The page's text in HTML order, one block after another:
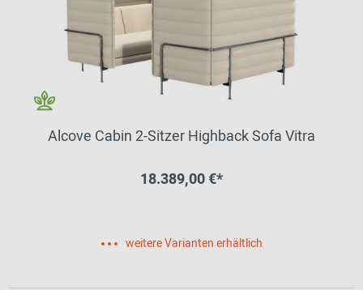
Alcove Cabin 2-Sitzer Highback Sofa Vitra
18.389,00 €*
weitere Varianten erhältlich